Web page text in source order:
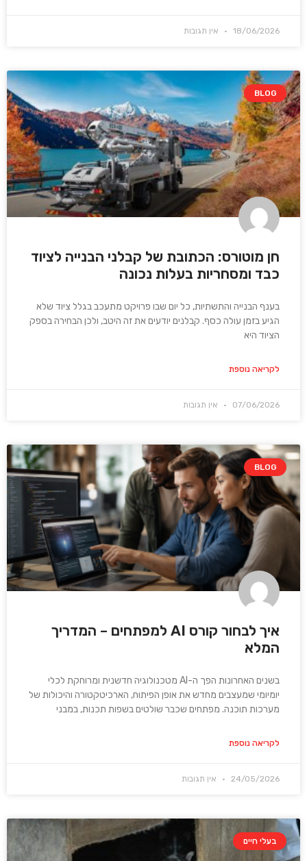
18/06/2026 אין תגובות
BLOG
חן מוטורס: הכתובת של קבלני הבנייה לציוד
כבד ומסחריות בעלות נכונה
בענף הבנייה והתשתיות, כל יום שבו פרויקט מתעכב בגלל ציוד שלא
הגיע בזמן עולה כסף. קבלנים יודעים את זה היטב, ולכן הבחירה בספק
הציוד היא
לקריאה נוספת
07/06/2026 אין תגובות
BLOG
איך לבחור קורס AI למפתחים – המדריך
המלא
בשנים האחרונות הפך ה-AI מטכנולוגיה חדשנית ומרוחקת לכלי
יומיומי שמעצבים מחדש את אופן הפיתוח, הארכיטקטורה והיכולות של
מערכות תוכנה. מפתחים שכבר שולטים בשפות תכנות, במבני
לקריאה נוספת
24/05/2026 אין תגובות
בעלי חיים